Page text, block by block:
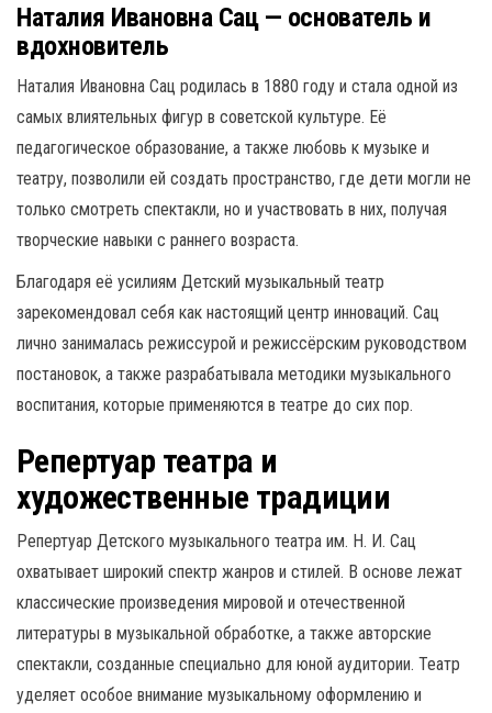
Наталия Ивановна Сац — основатель и
вдохновитель
Наталия Ивановна Сац родилась в 1880 году и стала одной из
самых влиятельных фигур в советской культуре. Её
педагогическое образование, а также любовь к музыке и
театру, позволили ей создать пространство, где дети могли не
только смотреть спектакли, но и участвовать в них, получая
творческие навыки с раннего возраста.
Благодаря её усилиям Детский музыкальный театр
зарекомендовал себя как настоящий центр инноваций. Сац
лично занималась режиссурой и режиссёрским руководством
постановок, а также разрабатывала методики музыкального
воспитания, которые применяются в театре до сих пор.
Репертуар театра и
художественные традиции
Репертуар Детского музыкального театра им. Н. И. Сац
охватывает широкий спектр жанров и стилей. В основе лежат
классические произведения мировой и отечественной
литературы в музыкальной обработке, а также авторские
спектакли, созданные специально для юной аудитории. Театр
уделяет особое внимание музыкальному оформлению и